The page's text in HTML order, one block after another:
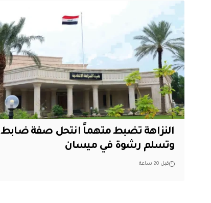
النزاهة تضبط متهماً انتحل صفة ضابط
وتسلم رشوة في ميسان
قبل 20 ساعة